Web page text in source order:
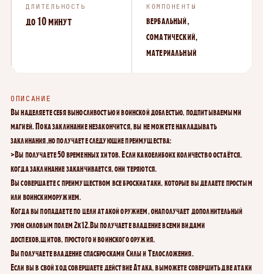
ДЛИТЕЛЬНОСТЬ
до 10 минут
КОМПОНЕНТЫ
вербальный,
соматический,
материальный
ОПИСАНИЕ
Вы наделяете себя выносливостью и воинской доблестью, подпитываемыми
магией. Пока заклинание незакончится, вы не можете накладывать
заклинания,но получаете следующие преимущества:
>Вы получаете 50 временных хитов. Если какоелибоих количество остаётся,
когда заклинание заканчивается, они теряются.
Вы совершаете с преимуществом все броскиатаки, которые вы делаете простым
или воинскиморужием.
Когда вы попадаете по цели атакой оружием, онаполучает дополнительный
урон силовым полем 2к12.Вы получаете владение всеми видами
доспехов,щитов, простого и воинского оружия.
Вы получаете владение спасбросками Силы и Телосложения.
Если вы в свой ход совершаете действие Атака, выможете совершить две атаки